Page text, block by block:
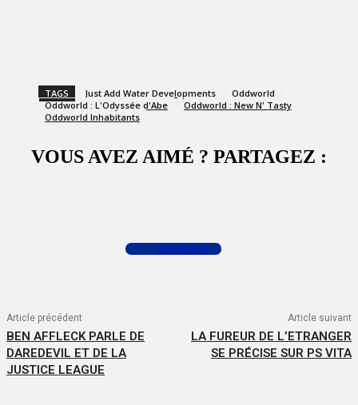
TAGS Just Add Water Developments
Oddworld
Oddworld : L'Odyssée d'Abe
Oddworld : New N' Tasty
Oddworld Inhabitants
VOUS AVEZ AIMÉ ? PARTAGEZ :
Commenter
Article précédent
BEN AFFLECK PARLE DE
DAREDEVIL ET DE LA
JUSTICE LEAGUE
Article suivant
LA FUREUR DE L’ETRANGER
SE PRÉCISE SUR PS VITA